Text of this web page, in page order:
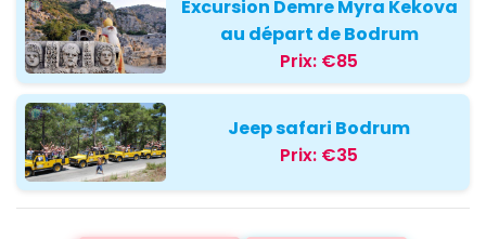
Excursion Demre Myra Kekova
au départ de Bodrum
Prix: €85
Jeep safari Bodrum
Prix: €35